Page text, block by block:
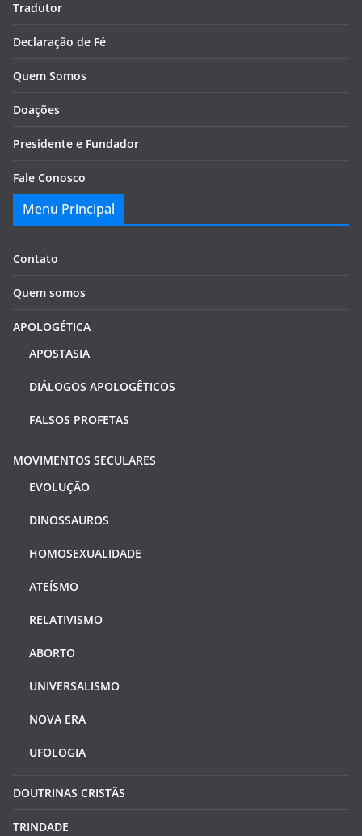
Tradutor
Declaração de Fé
Quem Somos
Doações
Presidente e Fundador
Fale Conosco
Menu Principal
Contato
Quem somos
APOLOGÉTICA
APOSTASIA
DIÁLOGOS APOLOGÊTICOS
FALSOS PROFETAS
MOVIMENTOS SECULARES
EVOLUÇÃO
DINOSSAUROS
HOMOSEXUALIDADE
ATEÍSMO
RELATIVISMO
ABORTO
UNIVERSALISMO
NOVA ERA
UFOLOGIA
DOUTRINAS CRISTÃS
TRINDADE